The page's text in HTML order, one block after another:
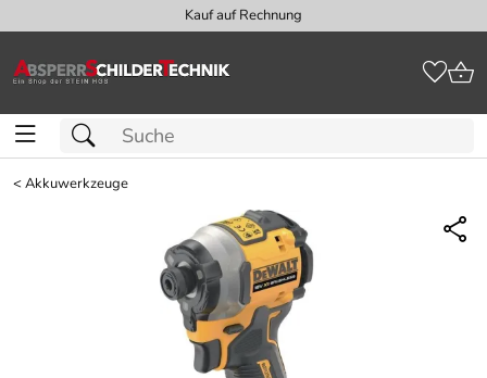
Kauf auf Rechnung
<Akkuwerkzeuge